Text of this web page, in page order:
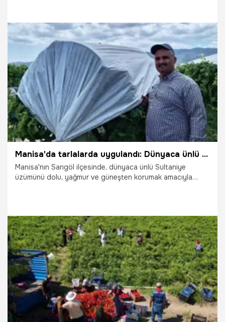
ulaşıyor. Ancak üreticiler, tarlada kilogramı 10-15 TL
arasında alıcı bulan nektarinin market raflarında 100 TL'ye
kadar satılmasına tepki gösteriyor.
2.08.2026 Bursa
Manisa'da tarlalarda uygulandı: Dünyaca ünlü Sultaniye üzümünü korumak için gerdiler
Manisa'nın Sarıgöl ilçesinde, dünyaca ünlü Sultaniye
üzümünü dolu, yağmur ve güneşten korumak amacıyla
andırdı.
1.08.2026 Manisa